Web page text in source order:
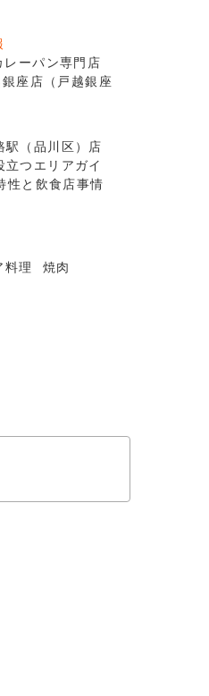
ーパン専門店
駅（品川区）店
立つエリアガイ
性と飲食店事情
料理
焼肉